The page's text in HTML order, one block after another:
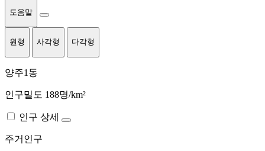
도움말
원형 사각형 다각형
양주1동
인구밀도 188명/km²
인구 상세
주거인구